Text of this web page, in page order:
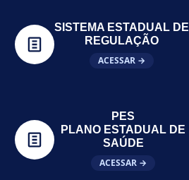
SISTEMA ESTADUAL DE
REGULAÇÃO
ACESSAR →
PES
PLANO ESTADUAL DE
SAÚDE
ACESSAR →